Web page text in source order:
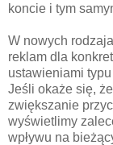
koncie i tym
W nowych
reklam dla
ustawieniami
Jeśli okaże się,
zwiększanie
wyświetlimy
wpływu na